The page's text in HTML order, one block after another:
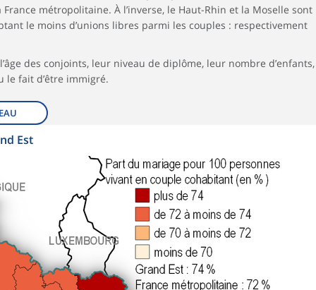
métropolitaine. À l’inverse, le Haut-Rhin et la Moselle sont
le moins d’unions libres parmi les couples : respectivement
des conjoints, leur niveau de diplôme, leur nombre d’enfants,
le fait d’être immigré.
Est